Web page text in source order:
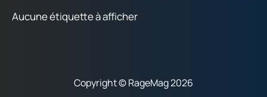
Aucune étiquette à afficher
Copyright © RageMag 2026